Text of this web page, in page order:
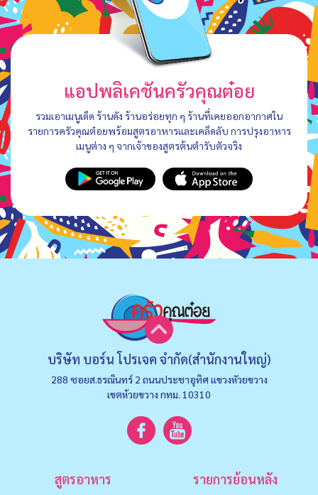
แอปพลิเคชันครัวคุณต๋อย
รวมเอาเมนูเด็ด ร้านดัง ร้านอร่อยทุก ๆ ร้านที่เคยออกอากาศใน
รายการครัวคุณต๋อยพร้อมสูตรอาหารและเคล็ดลับ การปรุงอาหาร
เมนูต่าง ๆ จากเจ้าของสูตรต้นตำรับตัวจริง
บริษัท บอร์น โปรเจค จำกัด(สำนักงานใหญ่)
288 ซอยส.ธรณินทร์ 2 ถนนประชาอุทิศ แขวงหัวยขวาง
เขตห้วยขวาง กทม. 10310
สูตรอาหาร รายการย้อนหลัง